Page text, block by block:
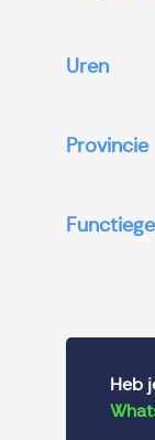
Uren
Provincie
Heb